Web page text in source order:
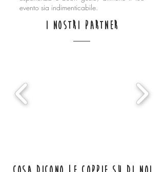
evento sia indimenticabile.
i nostri partner